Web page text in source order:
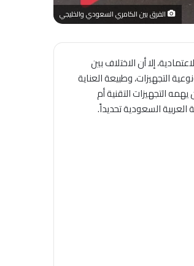
الفرق بين الكامري السعودي والخليجي
إلا أن الاختلاف بين
التجهيزات، وطبيعة العناية
التجهيزات التقنية أم
السعودية تحديداً.